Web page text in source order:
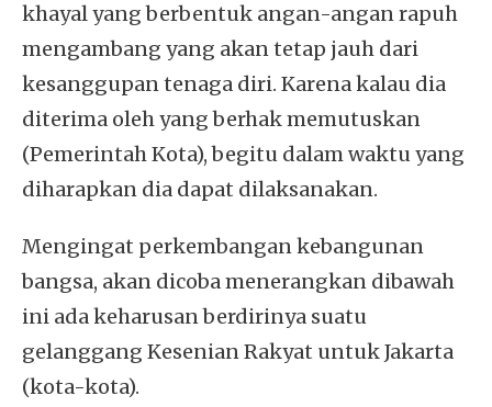
khayal yang berbentuk angan-angan rapuh
mengambang yang akan tetap jauh dari
kesanggupan tenaga diri. Karena kalau dia
diterima oleh yang berhak memutuskan
(Pemerintah Kota), begitu dalam waktu yang
diharapkan dia dapat dilaksanakan.
Mengingat perkembangan kebangunan
bangsa, akan dicoba menerangkan dibawah
ini ada keharusan berdirinya suatu
gelanggang Kesenian Rakyat untuk Jakarta
(kota-kota).